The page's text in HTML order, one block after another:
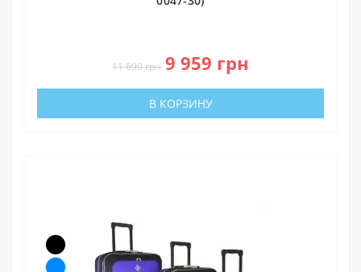
11 699 грн 9 959 грн
В КОРЗИНУ